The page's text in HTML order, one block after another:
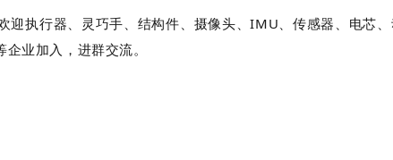
迎执行器、灵巧手、结构件、摄像头、IMU、传感器、电芯
业加入，进群交流。